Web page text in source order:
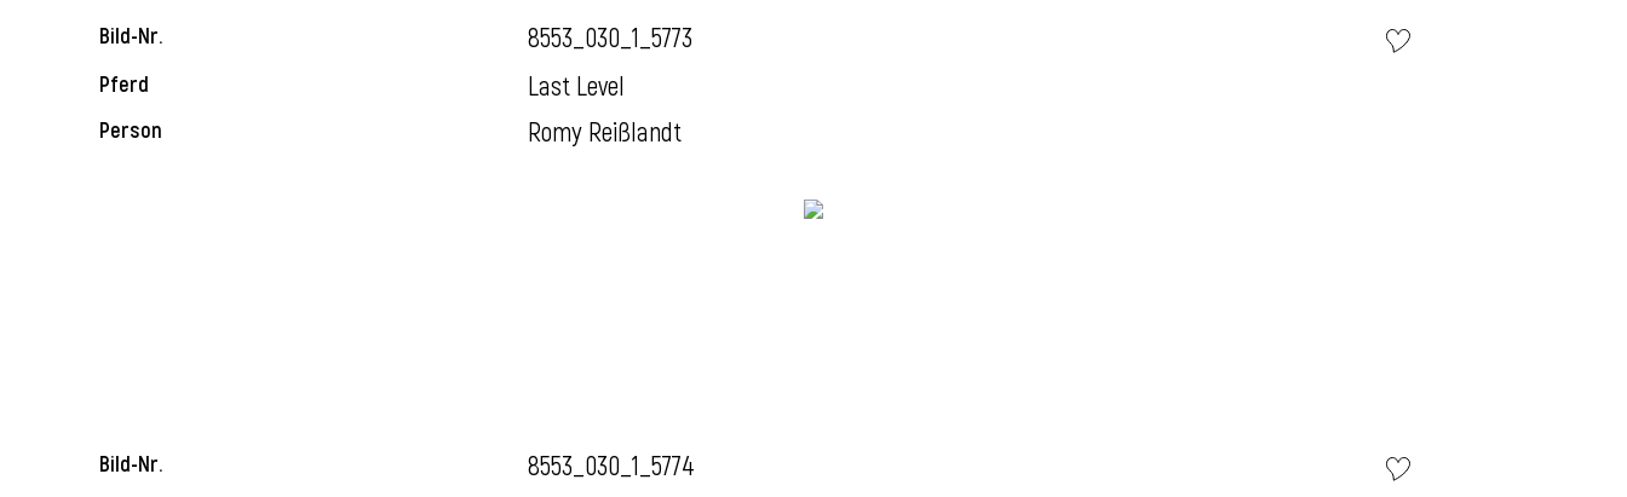
Bild-Nr. 8553_030_1_5773
Pferd Last Level
Person Romy Reißlandt
Bild-Nr. 8553_030_1_5774